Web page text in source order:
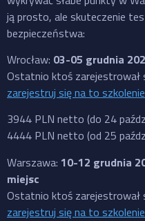
ją prosto, ale skuteczenie
bezpieczeństwa:
Wrocław: 03-05 grudnia
Ostatnio ktoś zarejestrował
zarejestruj się na to szkolenie
3944 PLN netto (do 24
4444 PLN netto (od 25
Warszawa: 10-12 grudnia
miejsc
Ostatnio ktoś zarejestrował
zarejestruj się na to szkolenie